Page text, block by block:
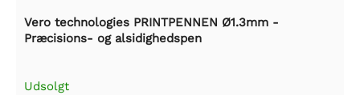
Vero technologies PRINTPENNEN Ø1.3mm -
Præcisions- og alsidighedspen
Udsolgt